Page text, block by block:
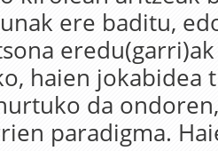
ere baditu,
haien jokabidea
da
paradigma.